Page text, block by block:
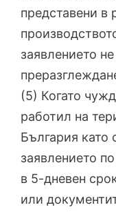
представени в
заявлението
(5) Когато
работил на
България като
заявлението
в 5-дневен
или